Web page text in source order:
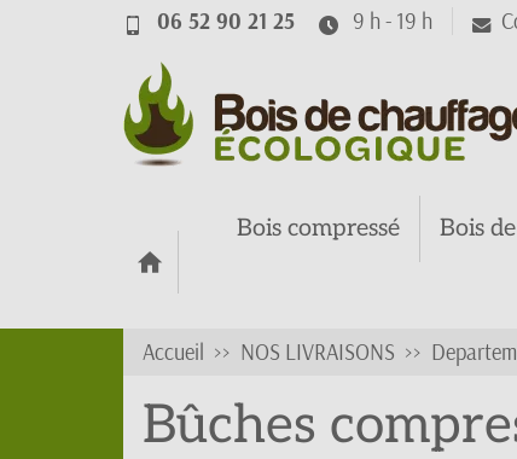
06 52 90 21 25 9 h - 19 h
Bois compressé Bois
Accueil NOS LIVRAISONS
Bûches